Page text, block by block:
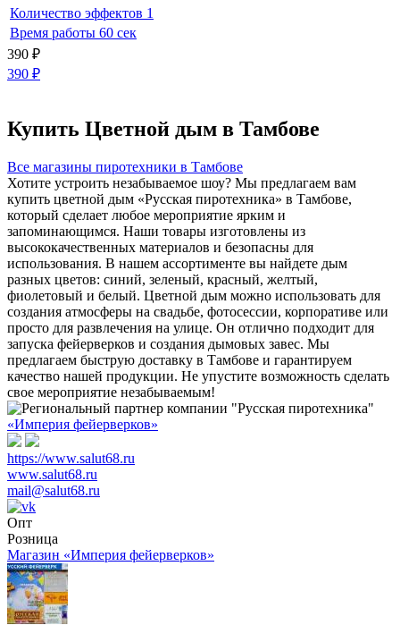
Количество эффектов 1
Время работы 60 сек
390 ₽
390 ₽
Купить Цветной дым в Тамбове
Все магазины пиротехники в Тамбове
Хотите устроить незабываемое шоу? Мы предлагаем вам
купить цветной дым «Русская пиротехника» в Тамбове,
который сделает любое мероприятие ярким и
запоминающимся. Наши товары изготовлены из
высококачественных материалов и безопасны для
использования. В нашем ассортименте вы найдете дым
разных цветов: синий, зеленый, красный, желтый,
фиолетовый и белый. Цветной дым можно использовать для
создания атмосферы на свадьбе, фотосессии, корпоративе или
просто для развлечения на улице. Он отлично подходит для
запуска фейерверков и создания дымовых завес. Мы
предлагаем быструю доставку в Тамбове и гарантируем
качество нашей продукции. Не упустите возможность сделать
свое мероприятие незабываемым!
«Империя фейерверков»
https://www.salut68.ru
www.salut68.ru
mail@salut68.ru
Опт
Розница
Магазин «Империя фейерверков»